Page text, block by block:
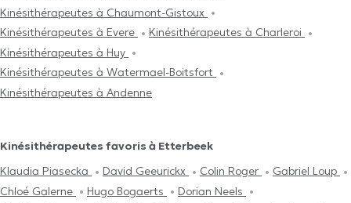
Kinésithérapeutes à Chaumont-Gistoux
Kinésithérapeutes à Evere
Kinésithérapeutes à Charleroi
Kinésithérapeutes à Huy
Kinésithérapeutes à Watermael-Boitsfort
Kinésithérapeutes à Andenne
Kinésithérapeutes favoris à Etterbeek
Klaudia Piasecka
David Geeurickx Colin Roger
Gabriel Loup
Chloé Galerne
Hugo Bogaerts
Dorian Neels